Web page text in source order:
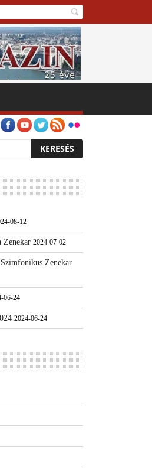
Kertész/Kópiák
08-12
Zenekar 2024-07-02
Zenekar
06-24
2024-06-24